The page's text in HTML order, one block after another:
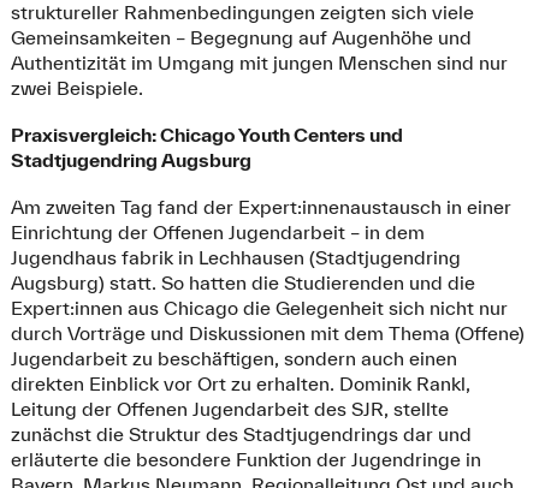
struktureller Rahmenbedingungen zeigten sich viele
Gemeinsamkeiten – Begegnung auf Augenhöhe und
Authentizität im Umgang mit jungen Menschen sind nur
zwei Beispiele.
Praxisvergleich: Chicago Youth Centers und
Stadtjugendring Augsburg
Am zweiten Tag fand der Expert:innenaustausch in einer
Einrichtung der Offenen Jugendarbeit – in dem
Jugendhaus fabrik in Lechhausen (Stadtjugendring
Augsburg) statt. So hatten die Studierenden und die
Expert:innen aus Chicago die Gelegenheit sich nicht nur
durch Vorträge und Diskussionen mit dem Thema (Offene)
Jugendarbeit zu beschäftigen, sondern auch einen
direkten Einblick vor Ort zu erhalten. Dominik Rankl,
Leitung der Offenen Jugendarbeit des SJR, stellte
zunächst die Struktur des Stadtjugendrings dar und
erläuterte die besondere Funktion der Jugendringe in